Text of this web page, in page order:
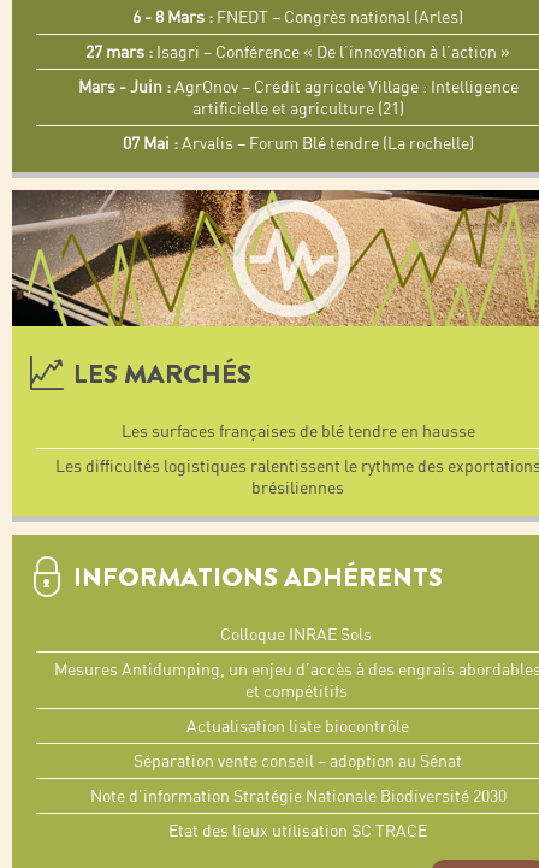
6 - 8 Mars : FNEDT – Congrès national (Arles)
27 mars : Isagri – Conférence « De l’innovation à l’action »
Mars - Juin :AgrOnov – Crédit agricole Village : Intelligence
artificielle et agriculture (21)
07 Mai :Arvalis – Forum Blé tendre (La rochelle)
LES MARCHÉS
Les surfaces françaises de blé tendre en hausse
Les difficultés logistiques ralentissent le rythme des
brésiliennes
INFORMATIONS ADHÉRENTS
Colloque INRAE Sols
Mesures Antidumping, un enjeu d’accès à des engrais
et compétitifs
Actualisation liste biocontrôle
Séparation vente conseil – adoption au Sénat
Note d'information Stratégie Nationale Biodiversité 2030
Etat des lieux utilisation SC TRACE